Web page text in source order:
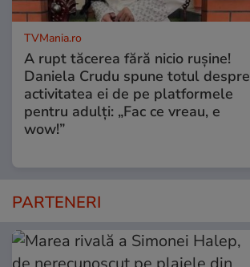
TVMania.ro
A rupt tăcerea fără nicio rușine!
Daniela Crudu spune totul despre
activitatea ei de pe platformele
pentru adulți: „Fac ce vreau, e
wow!”
PARTENERI